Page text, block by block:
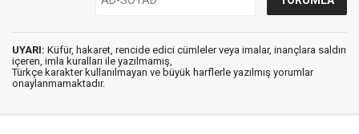
UYARI: Küfür, hakaret, rencide edici cümleler veya imalar, inançlara saldırı
içeren, imla kuralları ile yazılmamış,
Türkçe karakter kullanılmayan ve büyük harflerle yazılmış yorumlar
onaylanmamaktadır.